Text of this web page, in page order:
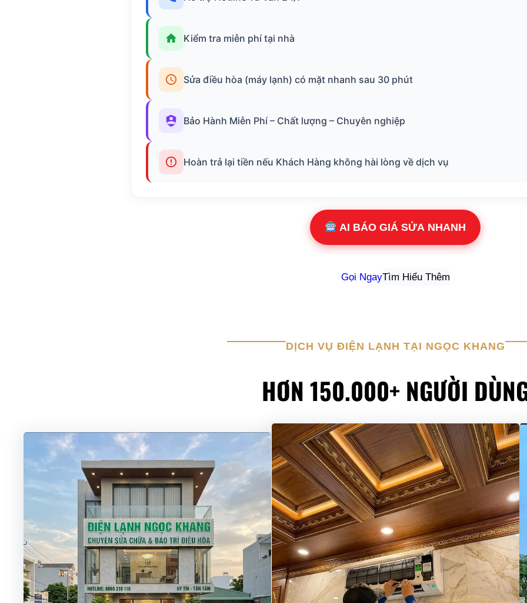
Kiểm tra miễn phí tại nhà
Sửa điều hòa (máy lạnh) có mặt nhanh sau 30 phút
Bảo Hành Miễn Phí – Chất lượng – Chuyên nghiệp
Hoàn trả lại tiền nếu Khách Hàng không hài lòng về dịch vụ
AI BÁO GIÁ SỬA NHANH
Gọi NgayTìm Hiểu Thêm
DỊCH VỤ ĐIỆN LẠNH TẠI NGỌC KHANG
HƠN 150.000+ NGƯỜI